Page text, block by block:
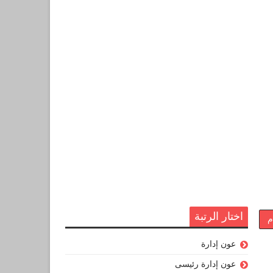
اختار الرتبة
عون إدارة
عون إدارة رئيسى